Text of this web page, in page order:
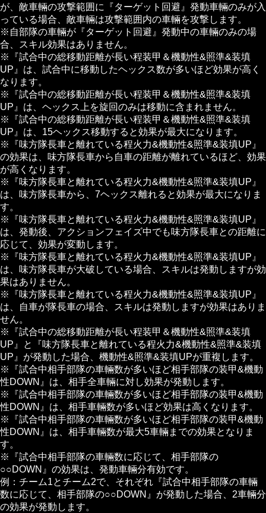
が、敵車輛の攻撃範囲に『ターゲット回避』発動車輛のみが入
っている場合、敵車輛は攻撃範囲内の車輛を攻撃します。
※自部隊の車輛が『ターゲット回避』発動中の車輛のみの場
合、スキル効果はありません。
※『試合中の総移動距離が長い程装甲＆機動性&照準&装填
UP』は、試合中に移動したヘックス数が多いほど効果が高く
なります。
※『試合中の総移動距離が長い程装甲＆機動性&照準&装填
UP』は、ヘックス上を旋回のみは移動に含まれません。
※『試合中の総移動距離が長い程装甲＆機動性&照準&装填
UP』は、15ヘックス移動すると効果が最大になります。
※『味方隊長車と離れている程火力&機動性&照準&装填UP』
の効果は、味方隊長車から自車の距離が離れているほど、効果
が高くなります。
※『味方隊長車と離れている程火力&機動性&照準&装填UP』
は、味方隊長車から、7ヘックス離れると効果が最大になりま
す。
※『味方隊長車と離れている程火力&機動性&照準&装填UP』
は、発動後、アクションフェイズ中でも味方隊長車との距離に
応じて、効果が変動します。
※『味方隊長車と離れている程火力&機動性&照準&装填UP』
は、味方隊長車が大破している場合、スキルは発動しますが効
果はありません。
※『味方隊長車と離れている程火力&機動性&照準&装填UP』
は、自車が隊長車の場合、スキルは発動しますが効果はありま
せん。
※『試合中の総移動距離が長い程装甲＆機動性&照準&装填
UP』と『味方隊長車と離れている程火力&機動性&照準&装填
UP』が発動した場合、機動性&照準&装填UPが重複します。
※『試合中相手部隊の車輛数が多いほど相手部隊の装甲&機動
性DOWN』は、相手全車輛に対し効果が発動します。
※『試合中相手部隊の車輛数が多いほど相手部隊の装甲&機動
性DOWN』は、相手車輛数が多いほど効果は高くなります。
※『試合中相手部隊の車輛数が多いほど相手部隊の装甲&機動
性DOWN』は、相手車輛数が最大5車輛までの効果となりま
す。
※『試合中相手部隊の車輛数に応じて、相手部隊の
○○DOWN』の効果は、発動車輛分有効です。
例：チーム1とチーム2で、それぞれ『試合中相手部隊の車輛
数に応じて、相手部隊の○○DOWN』が発動した場合、2車輛分
の効果が発動します。